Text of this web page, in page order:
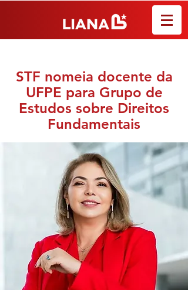
STF nomeia docente da
UFPE para Grupo de
Estudos sobre Direitos
Fundamentais